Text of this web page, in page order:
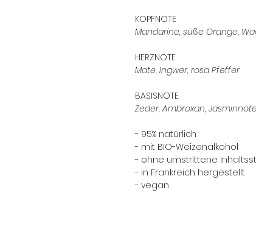
KOPFNOTE
Mandarine, süße Orange,
HERZNOTE
Mate, Ingwer, rosa Pfeffer
BASISNOTE
Zeder, Ambroxan,
- 95% natürlich
- mit BIO-Weizenalkohol
- ohne umstrittene
- in Frankreich hergestellt
- vegan